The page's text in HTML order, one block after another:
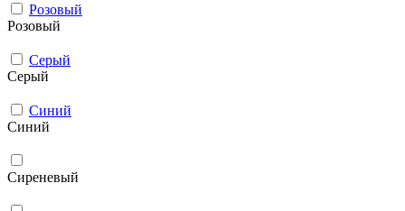
Розовый
Розовый
Серый
Серый
Синий
Синий
Сиреневый